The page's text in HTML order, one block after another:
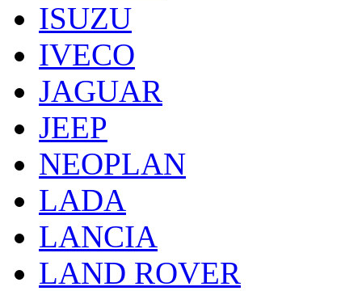
ISUZU
IVECO
JAGUAR
JEEP
NEOPLAN
LADA
LANCIA
LAND ROVER